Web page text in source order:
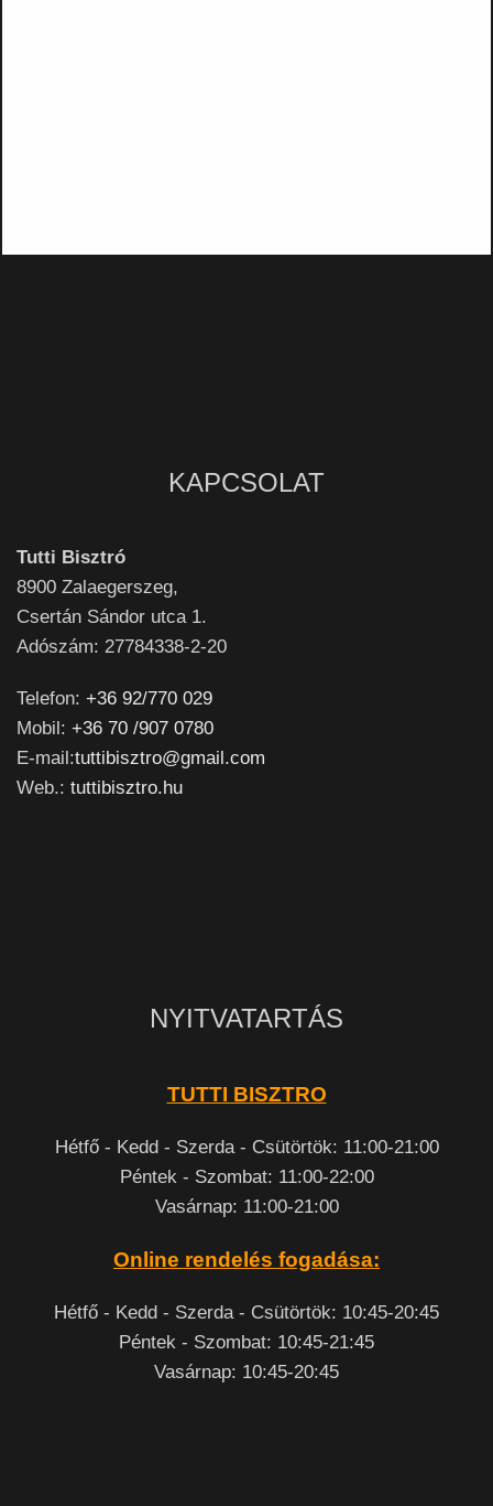
KAPCSOLAT
Tutti Bisztró
8900 Zalaegerszeg,
Csertán Sándor utca 1.
Adószám: 27784338-2-20
Telefon: +36 92/770 029
Mobil: +36 70 /907 0780
E-mail:tuttibisztro@gmail.com
Web.: tuttibisztro.hu
NYITVATARTÁS
TUTTI BISZTRO
Hétfő - Kedd - Szerda - Csütörtök: 11:00-21:00
Péntek - Szombat: 11:00-22:00
Vasárnap: 11:00-21:00
Online rendelés fogadása:
Hétfő - Kedd - Szerda - Csütörtök: 10:45-20:45
Péntek - Szombat: 10:45-21:45
Vasárnap: 10:45-20:45